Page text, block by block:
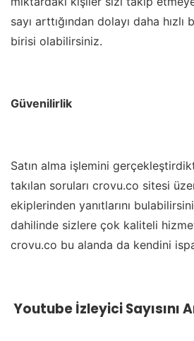
sayı arttığından dolayı daha hızlı
birisi olabilirsiniz.
Güvenilirlik
Satın alma işlemini
takılan soruları crovu.co sitesi
ekiplerinden yanıtlarını
dahilinde sizlere çok kaliteli
crovu.co bu alanda da kendini
Youtube İzleyici Sayısını